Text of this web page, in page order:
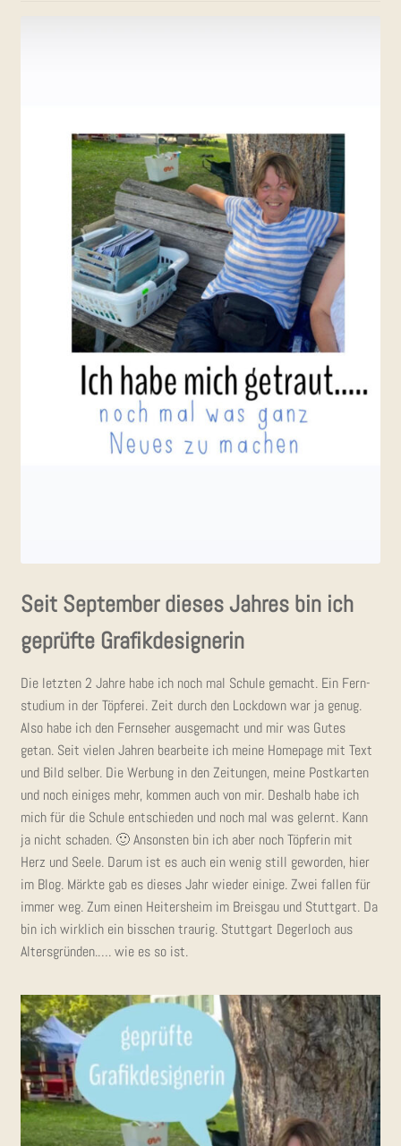
Seit Sep­tem­ber die­ses Jah­res bin ich
geprüf­te Grafikdesignerin
Die letz­ten 2 Jah­re habe ich noch mal Schu­le gemacht. Ein Fern­
stu­di­um in der Töp­fe­rei. Zeit durch den Lock­down war ja genug.
Also habe ich den Fern­se­her aus­ge­macht und mir was Gutes
getan. Seit vie­len Jah­ren bear­bei­te ich mei­ne Home­page mit Text
und Bild sel­ber. Die Wer­bung in den Zei­tun­gen, mei­ne Post­kar­ten
und noch eini­ges mehr, kom­men auch von mir. Des­halb habe ich
mich für die Schu­le ent­schie­den und noch mal was gelernt. Kann
ja nicht scha­den. 🙂 Ansons­ten bin ich aber noch Töp­fe­rin mit
Herz und See­le. Dar­um ist es auch ein wenig still gewor­den, hier
im Blog. Märk­te gab es die­ses Jahr wie­der eini­ge. Zwei fal­len für
immer weg. Zum einen Hei­ters­heim im Breis­gau und Stutt­gart. Da
bin ich wirk­lich ein biss­chen trau­rig. Stutt­gart Deger­loch aus
Alters­grün­den.…. wie es so ist.